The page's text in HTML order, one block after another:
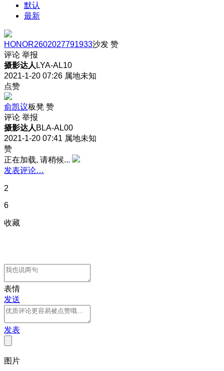
默认
最新
HONOR2602027791933沙发 赞
评论 举报
摄影达人 LYA-AL10
2021-1-20 07:26 属地未知
点赞
俞凯议板凳 赞
评论 举报
摄影达人 BLA-AL00
2021-1-20 07:41 属地未知
赞
正在加载, 请稍候...
发表评论…
2
6
收藏
表情
发送
发表
图片